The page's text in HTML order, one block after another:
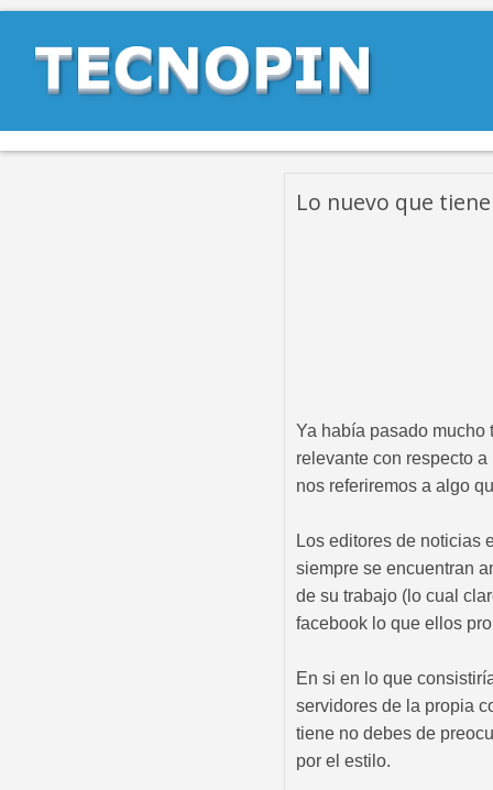
Lo nuevo que
Ya había pasado mucho
relevante con respecto
nos referiremos a algo
Los editores de noticias
siempre se encuentran
de su trabajo (lo cual
facebook lo que ellos
En si en lo que
servidores de la propia
tiene no debes de
por el estilo.